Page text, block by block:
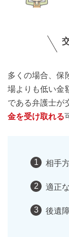
多くの場合、保
場よりも低い金
である弁護士が
金を受け取れる
相手
適正
後遺